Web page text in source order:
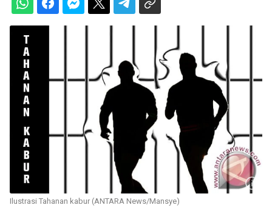
Ilustrasi Tahanan kabur (ANTARA News/Mansye)